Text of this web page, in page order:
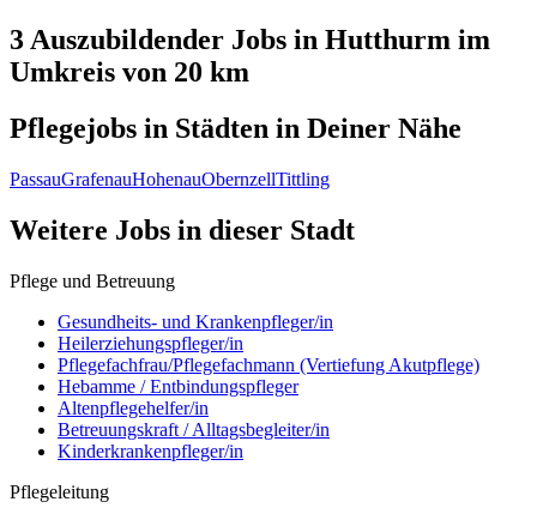
3 Auszubildender Jobs in Hutthurm im
Umkreis von 20 km
Pflegejobs in Städten in Deiner Nähe
PassauGrafenauHohenauObernzellTittling
Weitere Jobs in dieser Stadt
Pflege und Betreuung
Gesundheits- und Krankenpfleger/in
Heilerziehungspfleger/in
Pflegefachfrau/Pflegefachmann (Vertiefung Akutpflege)
Hebamme / Entbindungspfleger
Altenpflegehelfer/in
Betreuungskraft / Alltagsbegleiter/in
Kinderkrankenpfleger/in
Pflegeleitung